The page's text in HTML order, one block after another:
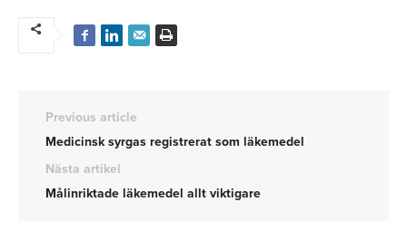
Previous article
Medicinsk syrgas registrerat som läkemedel
Nästa artikel
Målinriktade läkemedel allt viktigare